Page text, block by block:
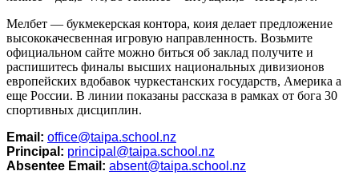
Мелбет — букмекерская контора, коия делает предложение
высококачесвенная игровую направленность. Возьмите
официальном сайте можно биться об заклад получите и
распишитесь финалы высших национальных дивизионов
европейских вдобавок чуркестанских государств, Америка а
еще России. В линии показаны рассказа в рамках от бога 30
спортивных дисциплин.
Email: office@taipa.school.nz
Principal: principal@taipa.school.nz
Absentee Email: absent@taipa.school.nz